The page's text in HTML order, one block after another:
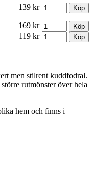
139 kr
169 kr
119 kr
men stilrent kuddfodral.
rutmönster över hela
hem och finns i